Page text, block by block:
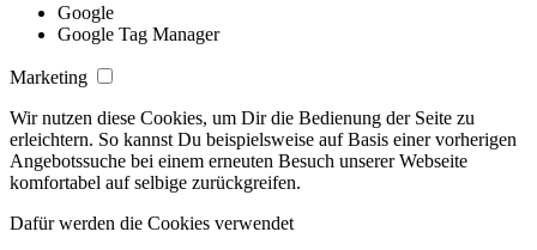
Google
Google Tag Manager
Marketing
Wir nutzen diese Cookies, um Dir die Bedienung der Seite zu
erleichtern. So kannst Du beispielsweise auf Basis einer vorherigen
Angebotssuche bei einem erneuten Besuch unserer Webseite
komfortabel auf selbige zurückgreifen.
Dafür werden die Cookies verwendet